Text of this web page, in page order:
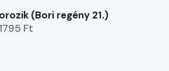
(Bori regény 21.)
1795 Ft